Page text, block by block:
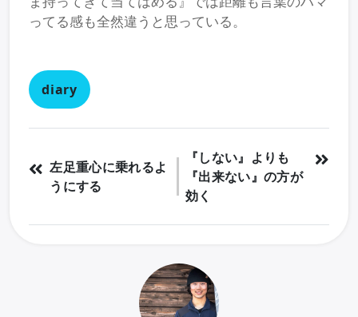
ってる感も全然違うと思っている。
diary
左足重心に乗れるよ
うにする
『しない』よりも
『出来ない』の方が
効く